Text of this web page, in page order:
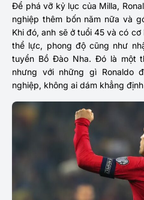
Để phá vỡ kỷ lục của Milla,
nghiệp thêm bốn năm nữa và
Khi đó, anh sẽ ở tuổi 45 và có
thể lực, phong độ cũng như
tuyển Bồ Đào Nha. Đó là một
nhưng với những gì Ronaldo
nghiệp, không ai dám khẳng